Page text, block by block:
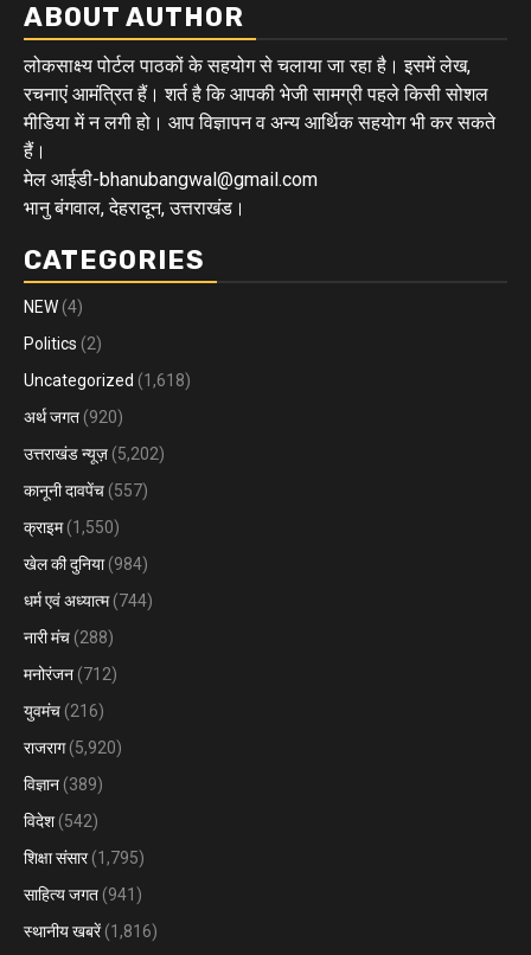
ABOUT AUTHOR
लोकसाक्ष्य पोर्टल पाठकों के सहयोग से चलाया जा रहा है। इसमें लेख,
रचनाएं आमंत्रित हैं। शर्त है कि आपकी भेजी सामग्री पहले किसी सोशल
मीडिया में न लगी हो। आप विज्ञापन व अन्य आर्थिक सहयोग भी कर सकते
हैं।
मेल आईडी-bhanubangwal@gmail.com
भानु बंगवाल, देहरादून, उत्तराखंड।
CATEGORIES
NEW (4)
Politics (2)
Uncategorized (1,618)
अर्थ जगत (920)
उत्तराखंड न्यूज़ (5,202)
कानूनी दावपेंच (557)
क्राइम(1,550)
खेल की दुनिया(984)
धर्म एवं अध्यात्म(744)
नारी मंच (288)
मनोरंजन (712)
युवमंच (216)
राजराग(5,920)
विज्ञान (389)
विदेश (542)
शिक्षा संसार(1,795)
साहित्य जगत (941)
स्थानीय खबरें(1,816)